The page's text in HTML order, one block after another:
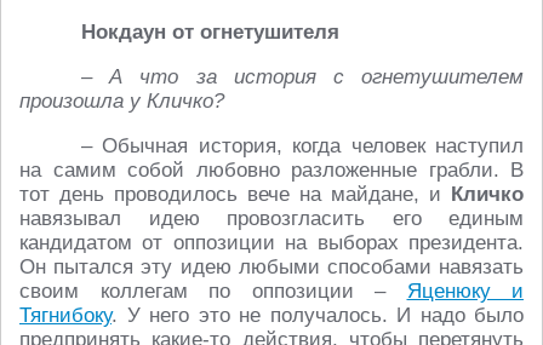
Нокдаун от огнетушителя
– А что за история с огнетушителем
произошла у Кличко?
– Обычная история, когда человек наступил
на самим собой любовно разложенные грабли. В
тот день проводилось вече на майдане, и Кличко
навязывал идею провозгласить его единым
кандидатом от оппозиции на выборах президента.
Он пытался эту идею любыми способами навязать
своим коллегам по оппозиции – Яценюку и
Тягнибоку. У него это не получалось. И надо было
предпринять какие-то действия, чтобы перетянуть